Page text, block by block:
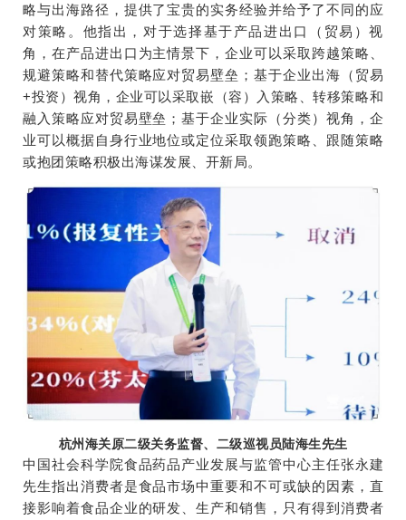
略与出海路径，提供了宝贵的实务经验并给予了不同的应
对策略。他指出，对于选择基于产品进出口（贸易）视
角，在产品进出口为主情景下，企业可以采取跨越策略、
规避策略和替代策略应对贸易壁垒；基于企业出海（贸易
+投资）视角，企业可以采取嵌（容）入策略、转移策略和
融入策略应对贸易壁垒；基于企业实际（分类）视角，企
业可以概据自身行业地位或定位采取领跑策略、跟随策略
或抱团策略积极出海谋发展、开新局。
杭州海关原二级关务监督、二级巡视员陆海生先生
中国社会科学院食品药品产业发展与监管中心主任张永建
先生指出消费者是食品市场中重要和不可或缺的因素，直
接影响着食品企业的研发、生产和销售，只有得到消费者